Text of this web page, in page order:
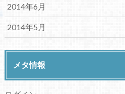
2014年6月
2014年5月
メタ情報